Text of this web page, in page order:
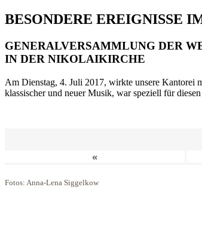
BESONDERE EREIGNISSE
GENERALVERSAMMLUNG DER
IN DER NIKOLAIKIRCHE
Am Dienstag, 4. Juli 2017, wirkte unsere Kantorei
klassischer und neuer Musik, war speziell für
«
Fotos: Anna-Lena Siggelkow